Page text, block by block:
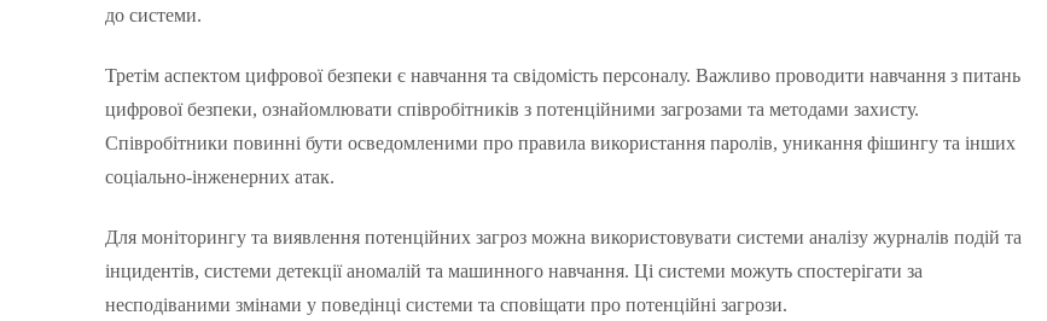
до системи.
Третім аспектом цифрової безпеки є навчання та свідомість персоналу. Важливо проводити навчання з питань
цифрової безпеки, ознайомлювати співробітників з потенційними загрозами та методами захисту.
Співробітники повинні бути осведомленими про правила використання паролів, уникання фішингу та інших
соціально-інженерних атак.
Для моніторингу та виявлення потенційних загроз можна використовувати системи аналізу журналів подій та
інцидентів, системи детекції аномалій та машинного навчання. Ці системи можуть спостерігати за
несподіваними змінами у поведінці системи та сповіщати про потенційні загрози.